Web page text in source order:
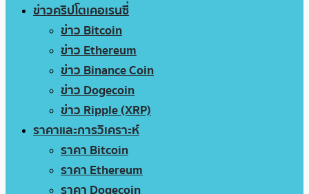
ข่าวคริปโตเคอเรนซี่
ข่าว Bitcoin
ข่าว Ethereum
ข่าว Binance Coin
ข่าว Dogecoin
ข่าว Ripple (XRP)
ราคาและการวิเคราะห์
ราคา Bitcoin
ราคา Ethereum